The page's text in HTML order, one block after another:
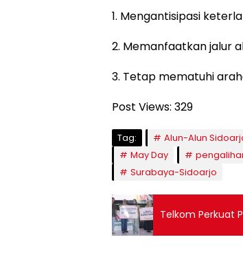
1. Mengantisipasi
2. Memanfaatkan jalur
3. Tetap mematuhi
Post Views: 329
Tag: Alun-Alun
May Day
Surabaya-Sidoarjo
Telkom Perkuat